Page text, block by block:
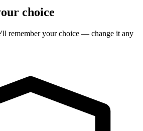
choice
remember your choice — change it any